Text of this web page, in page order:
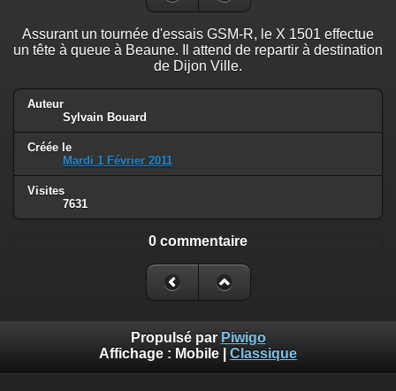
Assurant un tournée d'essais GSM-R, le X 1501 effectue
un tête à queue à Beaune. Il attend de repartir à destination
de Dijon Ville.
Auteur
Sylvain Bouard
Créée le
Mardi 1 Février 2011
Visites
7631
0 commentaire
Propulsé par Piwigo
Affichage : Mobile Classique